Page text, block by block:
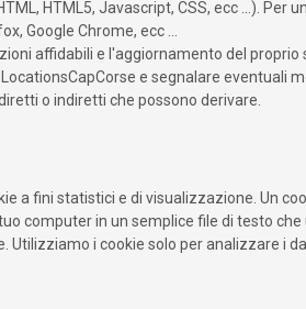
HTML5, Javascript, CSS, ecc ...).
Google Chrome, ecc ...
affidabili e l'aggiornamento del
e segnalare eventuali
o indiretti che possono derivare.
a fini statistici e di visualizzazione. Un
computer in un semplice file di testo
i cookie solo per analizzare i